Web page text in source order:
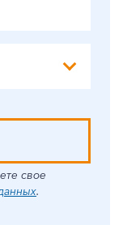
свое
.